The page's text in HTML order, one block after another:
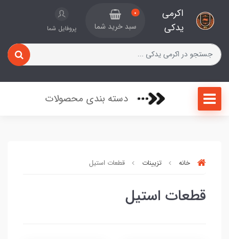
اکرمی
یدکی
0
سبد خرید شما پروفایل شما
دسته بندی محصولات
خانه تزیینات قطعات استیل
قطعات استیل